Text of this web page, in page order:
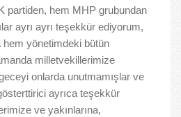
partiden, hem MHP grubundan
ayrı ayrı teşekkür ediyorum,
hem yönetimdeki bütün
milletvekillerimize
onlarda unutmamışlar ve
ayrıca teşekkür
ve yakınlarına,